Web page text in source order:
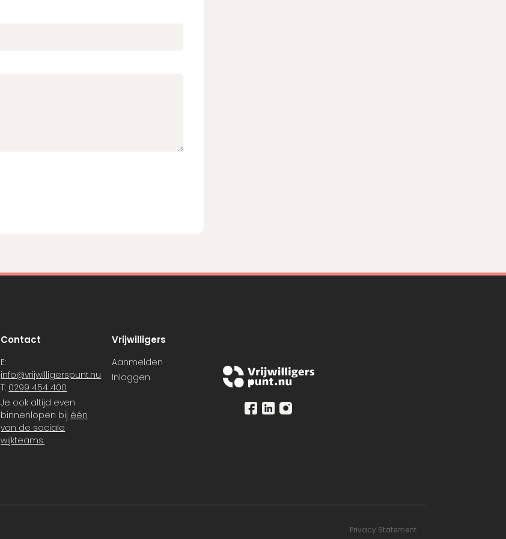
Contact
E:
info@vrijwilligerspunt.nu
T: 0299 454 400
Je ook altijd even
binnenlopen bij één
van de sociale
wijkteams.
Vrijwilligers
Aanmelden
Inloggen
Privacy Statement